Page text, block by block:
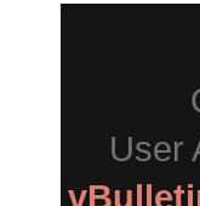
User